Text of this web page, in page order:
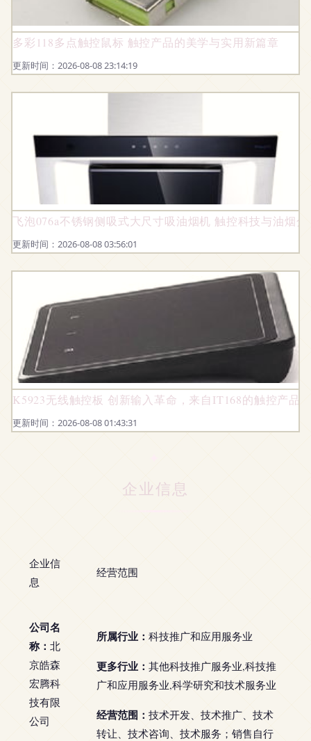
多彩118多点触控鼠标 触控产品的美学与实用新篇章
更新时间：2026-08-08 23:14:19
飞泡076a不锈钢侧吸式大尺寸吸油烟机 触控科技与油烟
更新时间：2026-08-08 03:56:01
K5923无线触控板 创新输入革命，来自IT168的触控产品
更新时间：2026-08-08 01:43:31
企业信息
企业信
息
经营范围
公司名
称： 北
京皓森
宏腾科
技有限
公司
所属行业： 科技推广和应用服务业
更多行业： 其他科技推广服务业,科技推
广和应用服务业,科学研究和技术服务业
经营范围： 技术开发、技术推广、技术
转让、技术咨询、技术服务；销售自行